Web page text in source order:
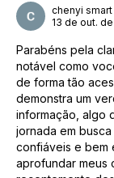
chenyi smart
13 de out.
Parabéns pela
notável como
de forma tão
demonstra um
informação, algo
jornada em
confiáveis e bem
aprofundar meus